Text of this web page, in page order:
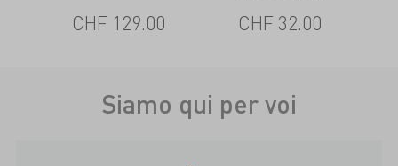
CHF 129.00 CHF 32.00
Siamo qui per voi